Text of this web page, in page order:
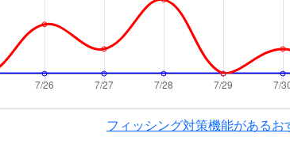
フィッシング対策機能があるお